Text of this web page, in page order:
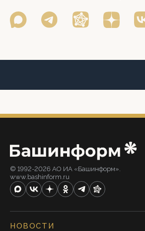
© 1992-2026 АО ИА «Башинформ».
www.bashinform.ru
НОВОСТИ